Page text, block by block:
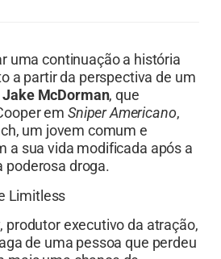
uma continuação a história
a partir da perspectiva de um
Jake McDorman, que
em Sniper Americano,
um jovem comum e
a sua vida modificada após a
poderosa droga.
Limitless
produtor executivo da atração,
de uma pessoa que perdeu